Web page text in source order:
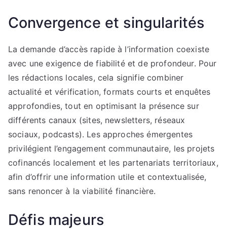
Convergence et singularités
La demande d’accès rapide à l’information coexiste
avec une exigence de fiabilité et de profondeur. Pour
les rédactions locales, cela signifie combiner
actualité et vérification, formats courts et enquêtes
approfondies, tout en optimisant la présence sur
différents canaux (sites, newsletters, réseaux
sociaux, podcasts). Les approches émergentes
privilégient l’engagement communautaire, les projets
cofinancés localement et les partenariats territoriaux,
afin d’offrir une information utile et contextualisée,
sans renoncer à la viabilité financière.
Défis majeurs